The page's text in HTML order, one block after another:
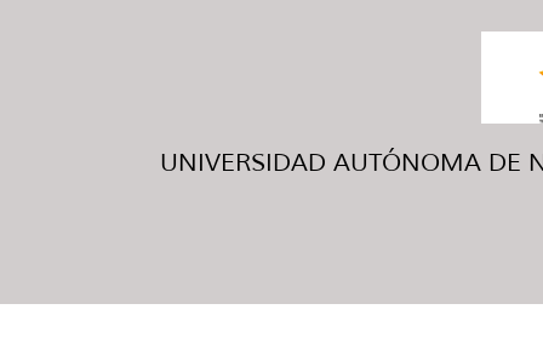
UNIVERSIDAD AUTÓNOMA DE